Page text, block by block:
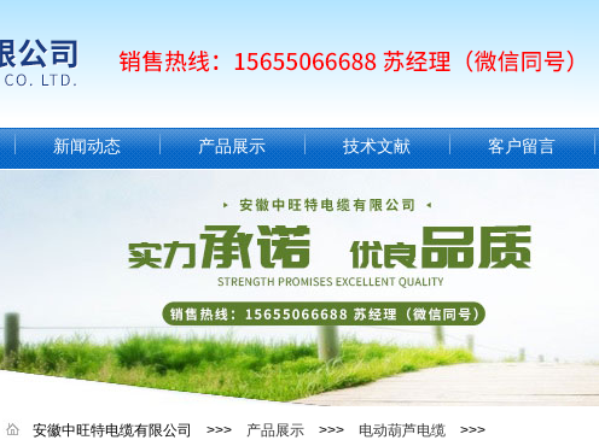
新闻动态 产品展示 技术文献 客户留言
安徽中旺特电缆有限公司 >>> 产品展示 >>> 电动葫芦电缆 >>>